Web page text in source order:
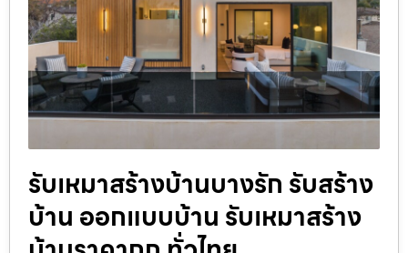
รับเหมาสร้างบ้านบางรัก รับสร้าง
บ้าน ออกแบบบ้าน รับเหมาสร้าง